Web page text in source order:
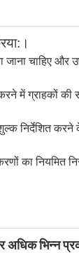
चाहिए और
में ग्राहकों की
निर्देशित
का नियमित
भिन्न